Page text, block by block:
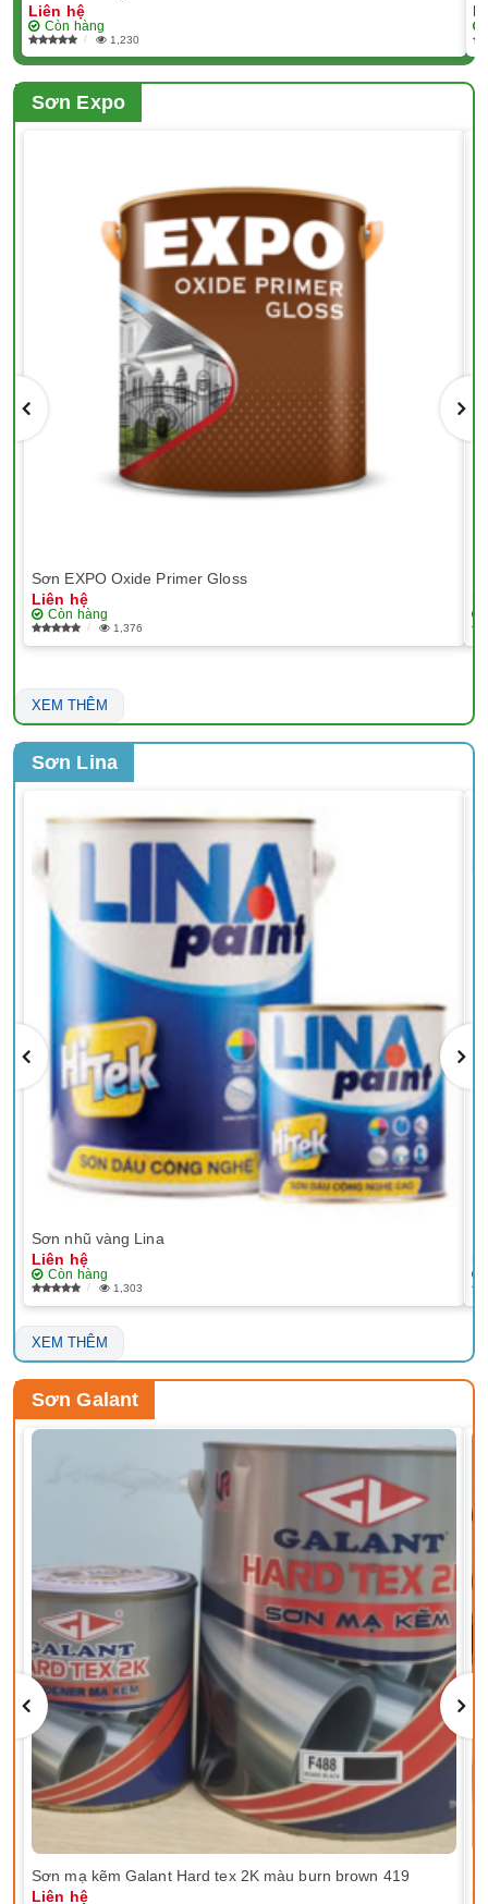
Liên hệ
Còn hàng
1,230
Sơn Expo
Sơn EXPO Oxide Primer Gloss
Liên hệ
Còn hàng
1,376
XEM THÊM
Sơn Lina
Sơn nhũ vàng Lina
Liên hệ
Còn hàng
1,303
XEM THÊM
Sơn Galant
Sơn mạ kẽm Galant Hard tex 2K màu burn brown 419
Liên hệ